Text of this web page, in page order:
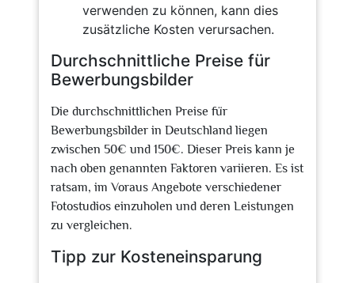
verwenden zu können, kann dies
zusätzliche Kosten verursachen.
Durchschnittliche Preise für
Bewerbungsbilder
Die durchschnittlichen Preise für
Bewerbungsbilder in Deutschland liegen
zwischen 50€ und 150€. Dieser Preis kann je
nach oben genannten Faktoren variieren. Es ist
ratsam, im Voraus Angebote verschiedener
Fotostudios einzuholen und deren Leistungen
zu vergleichen.
Tipp zur Kosteneinsparung